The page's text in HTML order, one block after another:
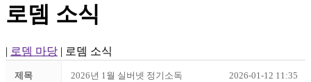
로뎀 소식
| 로뎀 마당 | 로뎀 소식
제목 2026년 1월 실버넷 정기소독 2026-01-12 11:35